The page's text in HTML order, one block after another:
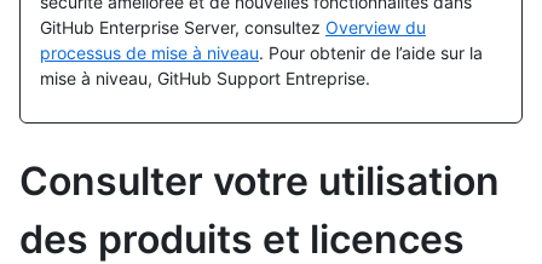
GitHub Enterprise Server, consultez Overview du
processus de mise à niveau. Pour obtenir de l’aide sur la
mise à niveau, GitHub Support Entreprise.
Consulter votre utilisation
des produits et licences